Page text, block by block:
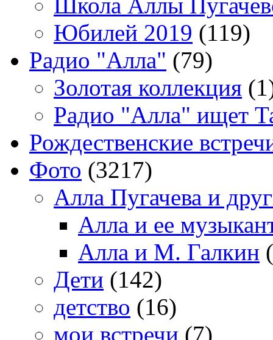
Юбилей 2019 (119)
Радио "Алла" (79)
Золотая коллекция
Радио "Алла" ищет
Рождественские
Фото (3217)
Алла Пугачева и
Алла и ее
Алла и М. Галкин
Дети (142)
детство (16)
мои встречи (7)